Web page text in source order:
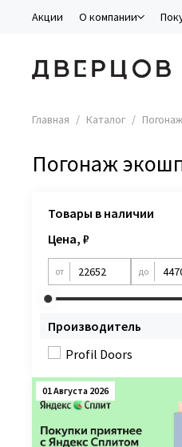
Акции О компании
Главная Каталог Погонаж
Погонаж
Товары в наличии
Цена, ₽
от до
Производитель
Profil Doors
01 Августа 2026